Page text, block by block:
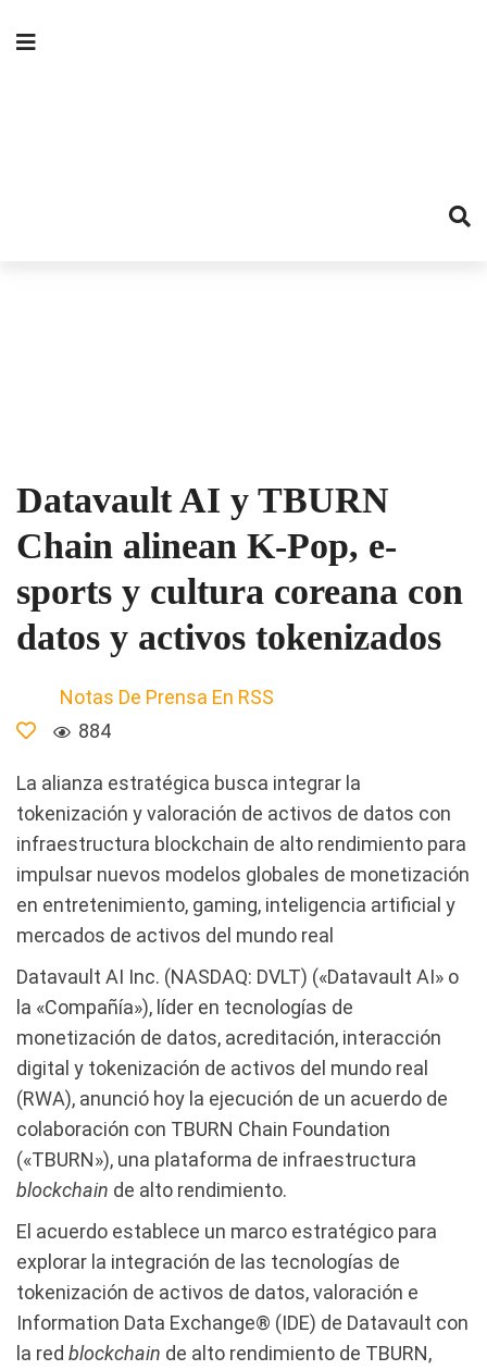
Datavault AI y TBURN
Chain alinean K-Pop, e-
sports y cultura coreana con
datos y activos tokenizados
Notas De Prensa En RSS
884
La alianza estratégica busca integrar la
tokenización y valoración de activos de datos con
infraestructura blockchain de alto rendimiento para
impulsar nuevos modelos globales de monetización
en entretenimiento, gaming, inteligencia artificial y
mercados de activos del mundo real
Datavault AI Inc. (NASDAQ: DVLT) («Datavault AI» o
la «Compañía»), líder en tecnologías de
monetización de datos, acreditación, interacción
digital y tokenización de activos del mundo real
(RWA), anunció hoy la ejecución de un acuerdo de
colaboración con TBURN Chain Foundation
(«TBURN»), una plataforma de infraestructura
blockchain de alto rendimiento.
El acuerdo establece un marco estratégico para
explorar la integración de las tecnologías de
tokenización de activos de datos, valoración e
Information Data Exchange® (IDE) de Datavault con
la red blockchain de alto rendimiento de TBURN,